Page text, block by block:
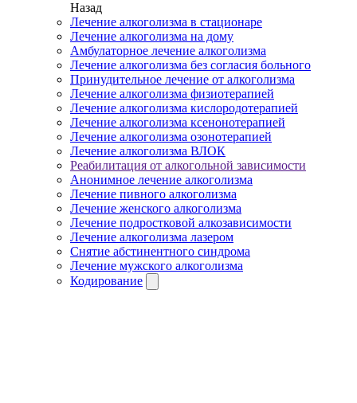
Назад
Лечение алкоголизма в стационаре
Лечение алкоголизма на дому
Амбулаторное лечение алкоголизма
Лечение алкоголизма без согласия больного
Принудительное лечение от алкоголизма
Лечение алкоголизма физиотерапией
Лечение алкоголизма кислородотерапией
Лечение алкоголизма ксенонотерапией
Лечение алкоголизма озонотерапией
Лечение алкоголизма ВЛОК
Реабилитация от алкогольной зависимости
Анонимное лечение алкоголизма
Лечение пивного алкоголизма
Лечение женского алкоголизма
Лечение подростковой алкозависимости
Лечение алкоголизма лазером
Снятие абстинентного синдрома
Лечение мужского алкоголизма
Кодирование